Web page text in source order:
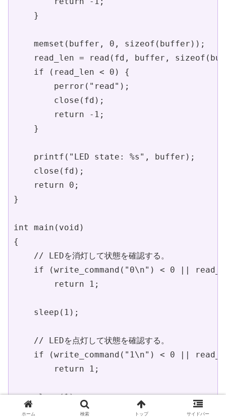
    }
    memset(buffer, 0, sizeof(buffer));
read_len = read(fd, buffer,
    if (read_len < 0) {
        perror("read");
        close(fd);
        return -1;
    }
    printf("LED state: %s", buffer);
    close(fd);
    return 0;
}
int main(void)
{
    // LEDを消灯して状態を確認する。
if (write_command("0\n") < 0 ||
        return 1;
    sleep(1);
    // LEDを点灯して状態を確認する。
if (write_command("1\n") < 0 ||
        return 1;
    sleep(1);
ホーム 検索 トップ サイドバー